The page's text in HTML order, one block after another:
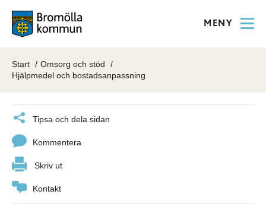
MENY
Start
Omsorg och stöd
Hjälpmedel och bostadsanpassning
Tipsa och dela sidan
Kommentera
Skriv ut
Kontakt